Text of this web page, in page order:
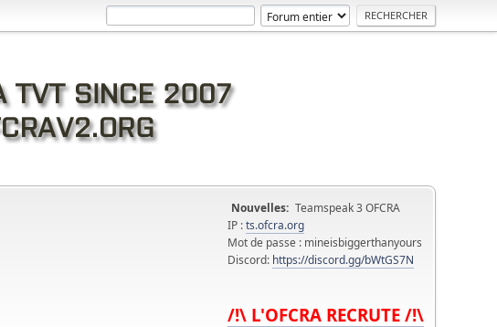
Nouvelles: Teamspeak 3 OFCRA
IP :ts.ofcra.org
Mot de passe : mineisbiggerthanyours
Discord: https://discord.gg/bWtGS7N
/!\ L'OFCRA RECRUTE /!\